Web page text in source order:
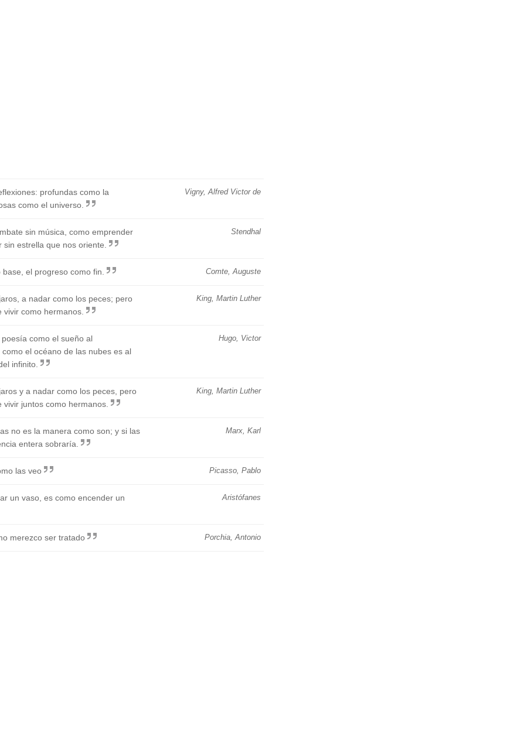
Vigny, Alfred Victor de
profundas como la
como el universo.
Stendhal
sin música, como emprender
estrella que nos oriente.
Comte, Auguste
el progreso como fin.
King, Martin Luther
a nadar como los peces; pero
como hermanos.
Hugo, Victor
como el sueño al
el océano de las nubes es al
infinito.
King, Martin Luther
y a nadar como los peces, pero
juntos como hermanos.
Marx, Karl
no es la manera como son; y si las
entera sobraría.
Picasso, Pablo
las veo
Aristófanes
un vaso, es como encender un
Porchia, Antonio
merezco ser tratado